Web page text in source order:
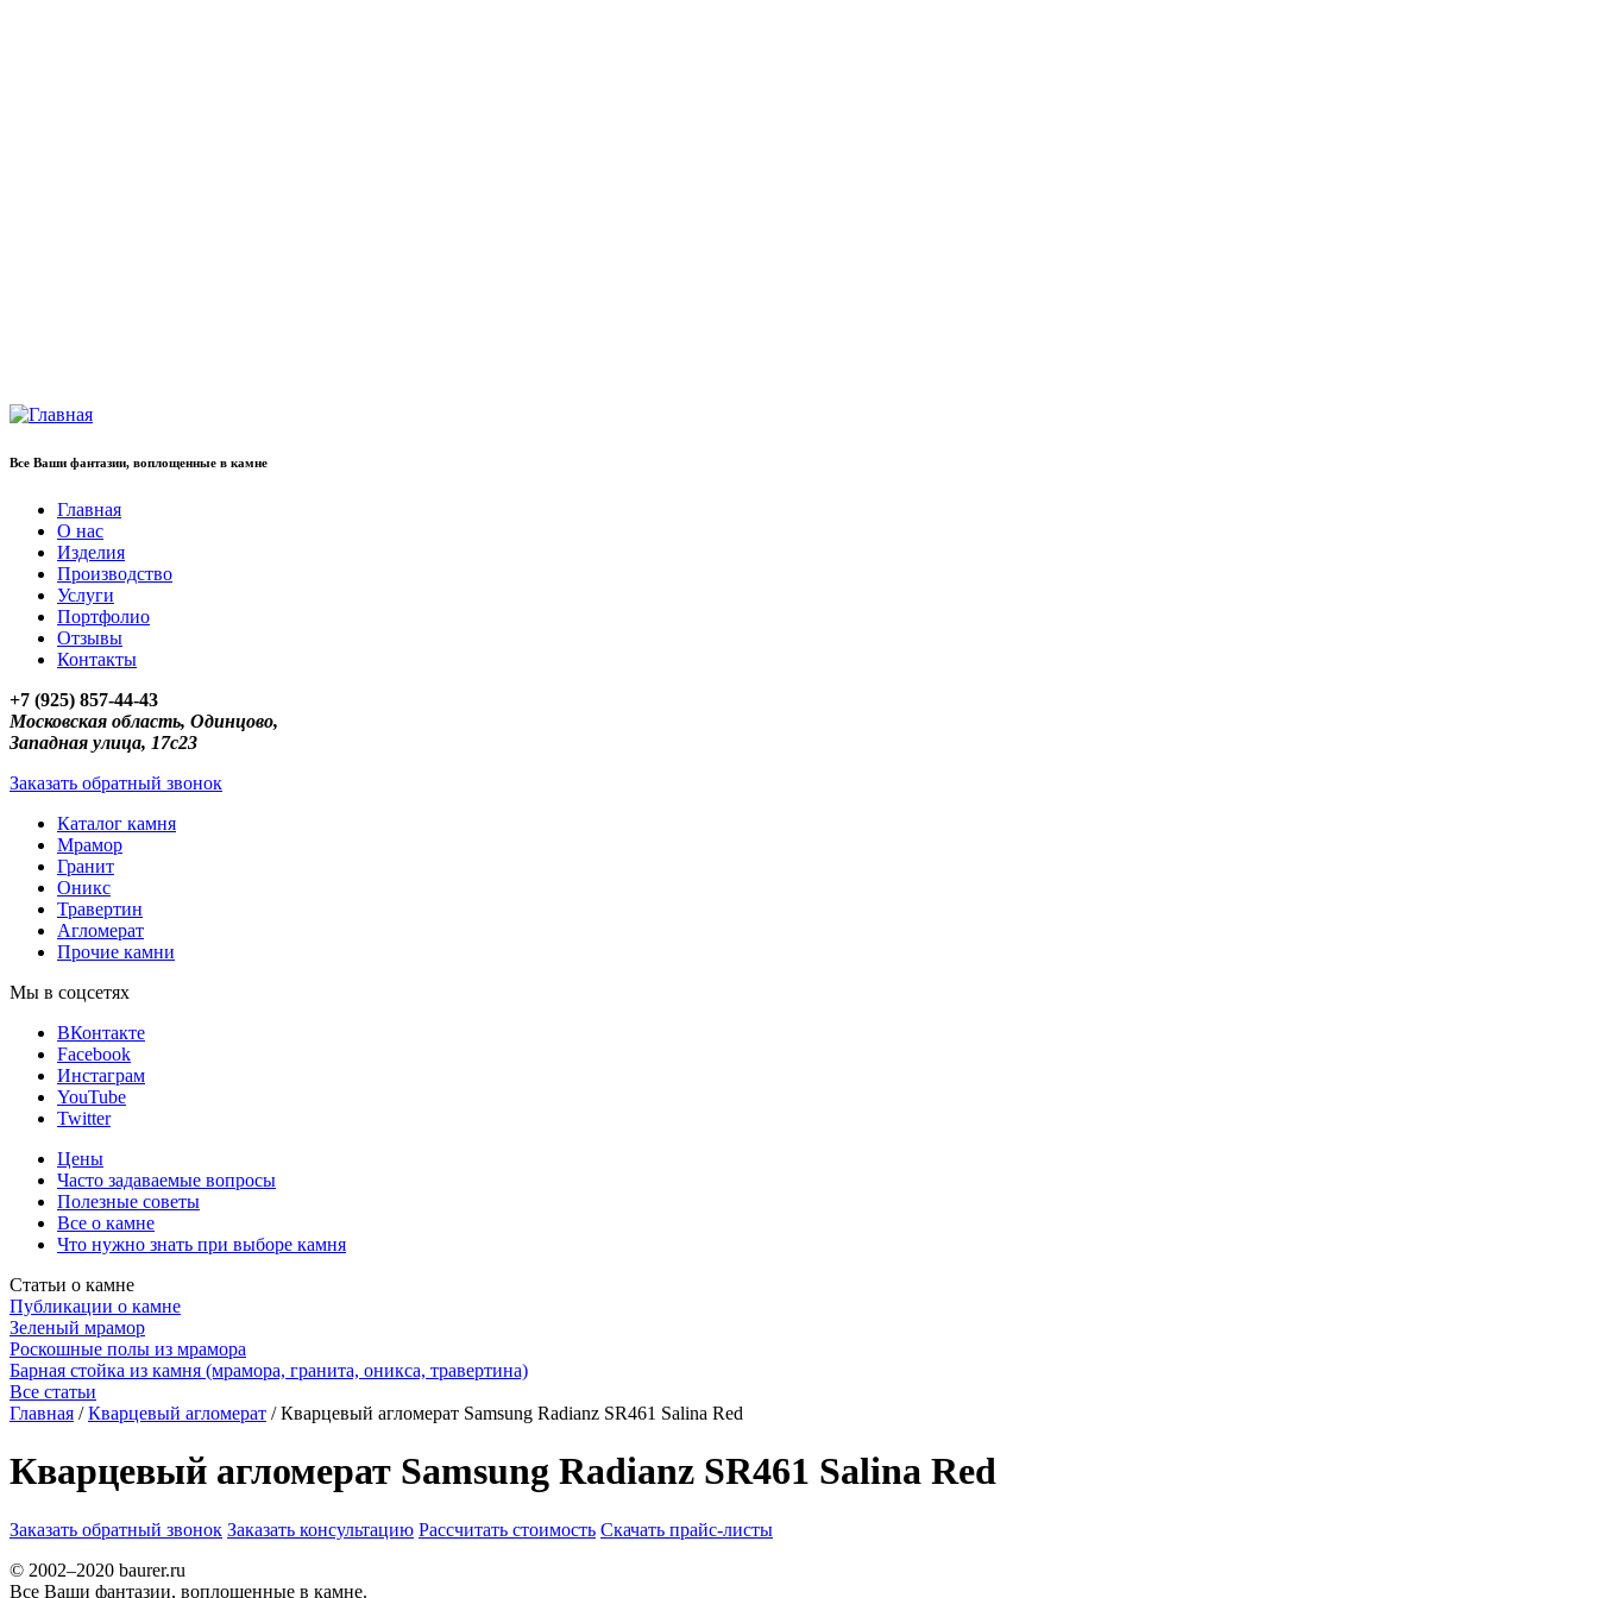
Все Ваши фантазии, воплощенные в камне
Главная
О нас
Изделия
Производство
Услуги
Портфолио
Отзывы
Контакты
+7 (925) 857-44-43
Московская область, Одинцово,
Западная улица, 17с23
Заказать обратный звонок
Каталог камня
Мрамор
Гранит
Оникс
Травертин
Агломерат
Прочие камни
Мы в соцсетях
ВКонтакте
Facebook
Инстаграм
YouTube
Twitter
Цены
Часто задаваемые вопросы
Полезные советы
Все о камне
Что нужно знать при выборе камня
Статьи о камне
Публикации о камне
Зеленый мрамор
Роскошные полы из мрамора
Барная стойка из камня (мрамора, гранита, оникса, травертина)
Все статьи
Главная / Кварцевый агломерат / Кварцевый агломерат Samsung Radianz SR461 Salina Red
Кварцевый агломерат Samsung Radianz SR461 Salina Red
Заказать обратный звонок Заказать консультацию Рассчитать стоимость Скачать прайс-листы
© 2002–2020 baurer.ru
Все Ваши фантазии, воплощенные в камне.